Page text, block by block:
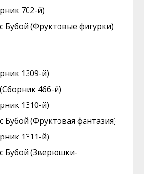
702-й)
Бубой (Фруктовые фигурки)
1309-й)
466-й)
1310-й)
Бубой (Фруктовая фантазия)
1311-й)
Бубой (Зверюшки-